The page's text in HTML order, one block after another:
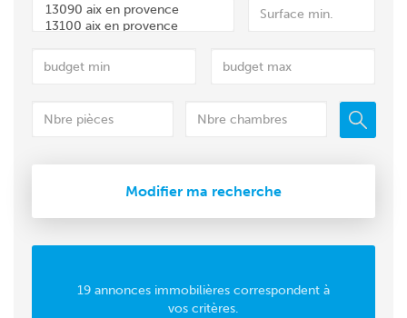
Modifier ma recherche
19 annonces immobilières correspondent à
vos critères.